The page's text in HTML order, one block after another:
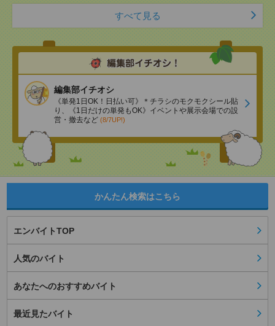
すべて見る
編集部イチオシ
《単発1日OK！日払い可》＊チラシのモクモクシール貼
り、《1日だけの単発もOK》イベントや展示会場での設
営・撤去など (8/7UP!)
かんたん検索はこちら
エンバイトTOP
人気のバイト
あなたへのおすすめバイト
最近見たバイト